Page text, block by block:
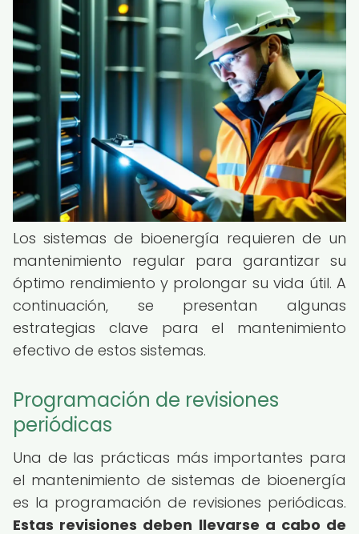
Los sistemas de bioenergía requieren de un
mantenimiento regular para garantizar su
óptimo rendimiento y prolongar su vida útil. A
continuación, se presentan algunas
estrategias clave para el mantenimiento
efectivo de estos sistemas.
Programación de revisiones
periódicas
Una de las prácticas más importantes para
el mantenimiento de sistemas de bioenergía
es la programación de revisiones periódicas.
Estas revisiones deben llevarse a cabo de